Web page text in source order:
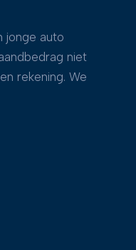
jonge auto
niet
rekening. We